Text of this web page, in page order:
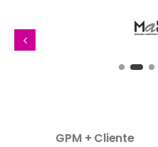
GPM + Cliente